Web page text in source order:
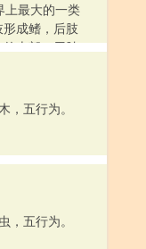
上最大的一类
成鳍，后肢
上部，用肺
，五行为。
，五行为。